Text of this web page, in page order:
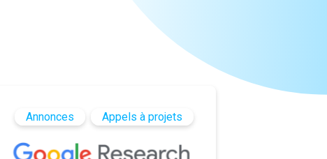
Annonces Appels à projets